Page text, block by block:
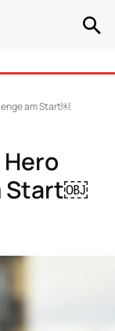
am Start￼
Start￼